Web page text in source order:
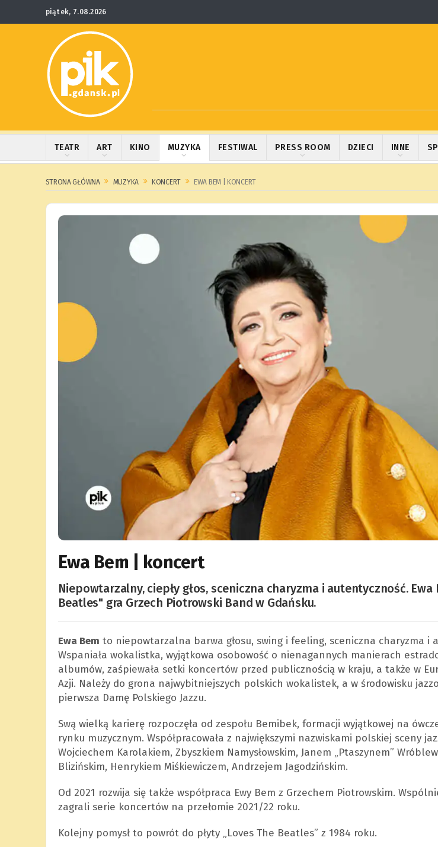
piątek, 7.08.2026
TEATR ART KINO MUZYKA FESTIWAL PRESS ROOM DZIECI INNE
STRONA GŁÓWNA MUZYKA KONCERT EWA BEM | KONCERT
Ewa Bem | koncert
Niepowtarzalny, ciepły głos, sceniczna charyzma i autentyczność. Ewa
Beatles" gra Grzech Piotrowski Band w Gdańsku.
Ewa Bem to niepowtarzalna barwa głosu, swing i feeling, sceniczna charyzma i
Wspaniała wokalistka, wyjątkowa osobowość o nienagannych manierach
albumów, zaśpiewała setki koncertów przed publicznością w kraju, a także w
Azji. Należy do grona najwybitniejszych polskich wokalistek, a w środowisku
pierwsza Damę Polskiego Jazzu.
Swą wielką karierę rozpoczęła od zespołu Bemibek, formacji wyjątkowej na
rynku muzycznym. Współpracowała z największymi nazwiskami polskiej sceny
Wojciechem Karolakiem, Zbyszkiem Namysłowskim, Janem „Ptaszynem”
Blizińskim, Henrykiem Miśkiewiczem, Andrzejem Jagodzińskim.
Od 2021 rozwija się także współpraca Ewy Bem z Grzechem Piotrowskim.
zagrali serie koncertów na przełomie 2021/22 roku.
Kolejny pomysł to powrót do płyty „Loves The Beatles” z 1984 roku.